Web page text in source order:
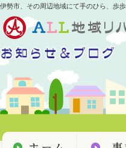
伊勢市、その周辺地域にて手のひら、歩